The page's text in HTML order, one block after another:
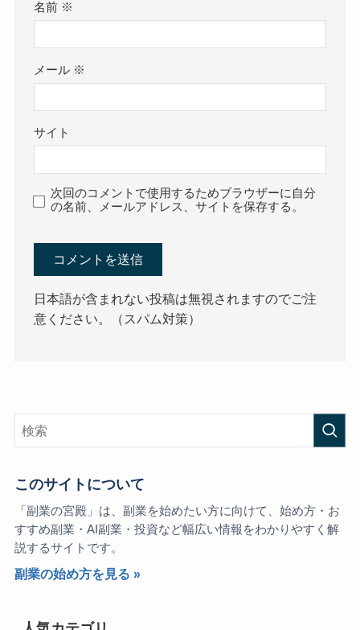
名前 ※
メール ※
サイト
次回のコメントで使用するためブラウザーに自分
の名前、メールアドレス、サイトを保存する。
日本語が含まれない投稿は無視されますのでご注
意ください。（スパム対策）
このサイトについて
「副業の宮殿」は、副業を始めたい方に向けて、始め方・お
すすめ副業・AI副業・投資など幅広い情報をわかりやすく解
説するサイトです。
副業の始め方を見る »